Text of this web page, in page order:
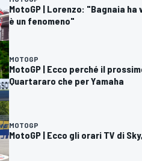
MotoGP | Lorenzo: "Bagnaia
è un fenomeno"
MOTOGP
MotoGP | Ecco perché il
Quartararo che per Yamaha
MOTOGP
MotoGP | Ecco gli orari TV di